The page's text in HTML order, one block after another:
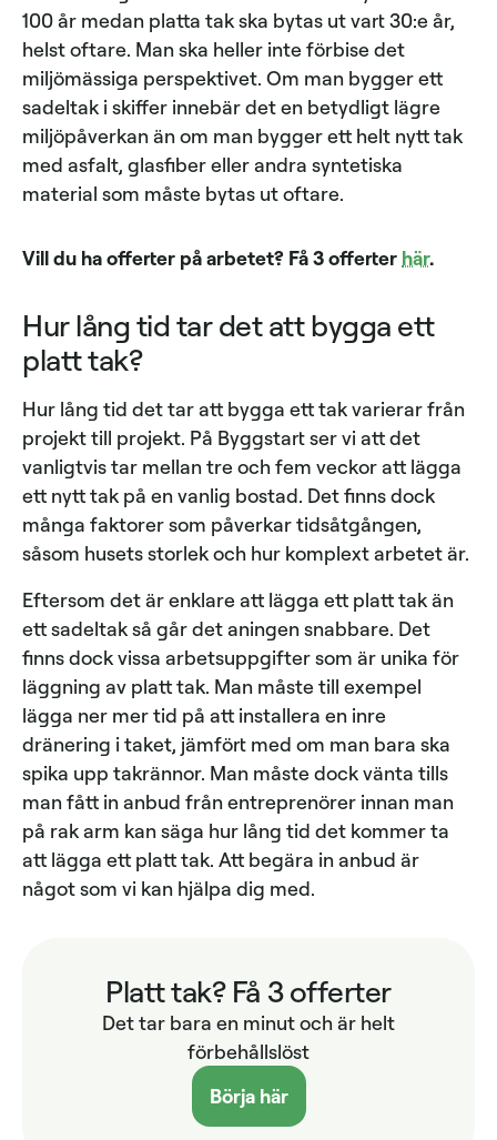
100 år medan platta tak ska bytas ut vart 30:e år,
helst oftare. Man ska heller inte förbise det
miljömässiga perspektivet. Om man bygger ett
sadeltak i skiffer innebär det en betydligt lägre
miljöpåverkan än om man bygger ett helt nytt tak
med asfalt, glasfiber eller andra syntetiska
material som måste bytas ut oftare.
Vill du ha offerter på arbetet? Få 3 offerter här.
Hur lång tid tar det att bygga ett
platt tak?
Hur lång tid det tar att bygga ett tak varierar från
projekt till projekt. På Byggstart ser vi att det
vanligtvis tar mellan tre och fem veckor att lägga
ett nytt tak på en vanlig bostad. Det finns dock
många faktorer som påverkar tidsåtgången,
såsom husets storlek och hur komplext arbetet är.
Eftersom det är enklare att lägga ett platt tak än
ett sadeltak så går det aningen snabbare. Det
finns dock vissa arbetsuppgifter som är unika för
läggning av platt tak. Man måste till exempel
lägga ner mer tid på att installera en inre
dränering i taket, jämfört med om man bara ska
spika upp takrännor. Man måste dock vänta tills
man fått in anbud från entreprenörer innan man
på rak arm kan säga hur lång tid det kommer ta
att lägga ett platt tak. Att begära in anbud är
något som vi kan hjälpa dig med.
Platt tak? Få 3 offerter
Det tar bara en minut och är helt
förbehållslöst
Börja här